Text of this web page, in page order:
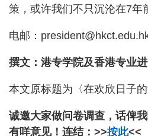
策，或许我们不只沉沦在7年
电邮：
撰文：港专学院及香港专业
本文原标题为〈在欢欣日子的
诚邀大家做问卷调查，话俾
有咩意见！连结：>>按此<<